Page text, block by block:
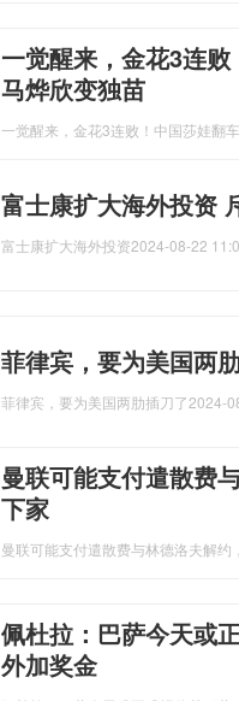
一觉醒来，金花3连败
马烨欣变独苗
一觉醒来，金花3连败！中国莎娃翻
富士康扩大海外投资
富士康扩大海外投资2024-08-22
菲律宾，要为美国两
菲律宾，要为美国两肋插刀了2024-
曼联可能支付遣散费
下家
曼联可能支付遣散费与林德洛夫解约
佩杜拉：巴萨今天或
外加奖金